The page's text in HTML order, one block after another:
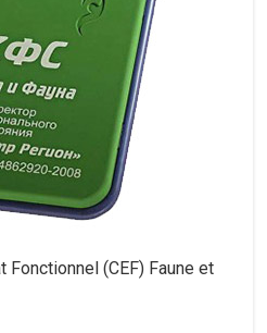
Fonctionnel (CEF) Faune et